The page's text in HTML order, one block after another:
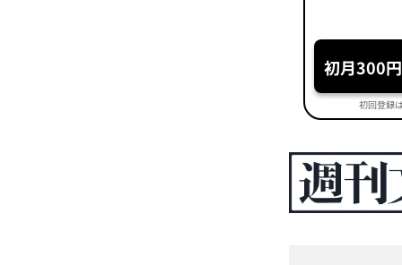
初月300
初回登録